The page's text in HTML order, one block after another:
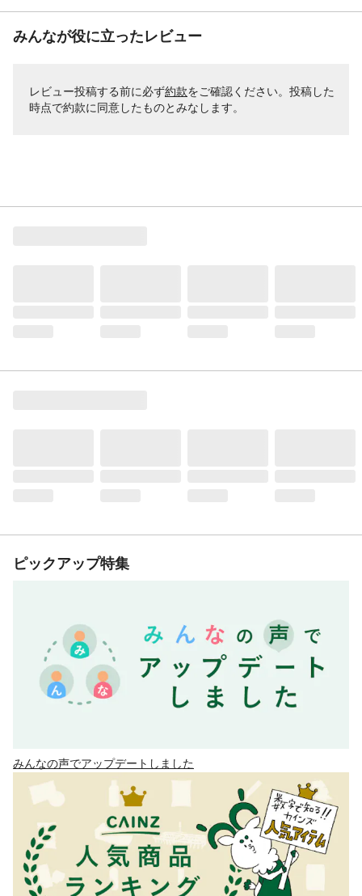
みんなが役に立ったレビュー
レビュー投稿する前に必ず約款をご確認ください。投稿した
時点で約款に同意したものとみなします。
ピックアップ特集
みんなの声でアップデートしました